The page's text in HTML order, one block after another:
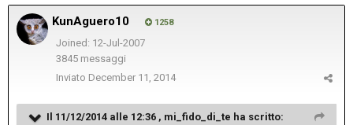
KunAguero10 1258
Joined: 12-Jul-2007
3845 messaggi
Inviato December 11, 2014
Il 11/12/2014 alle 12:36 , mi_fido_di_te ha scritto: